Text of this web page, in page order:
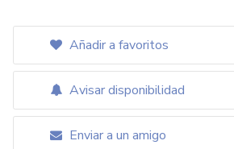
Añadir a favoritos
Avisar disponibilidad
Enviar a un amigo